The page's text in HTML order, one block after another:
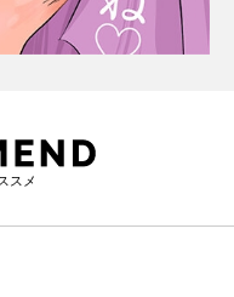
スメ